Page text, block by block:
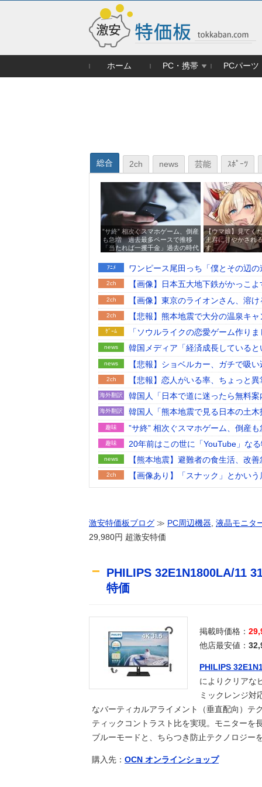
ホーム PC・携帯 PCパーツ
総合 2ch news 芸能 ｽﾎﾟｰﾂ
”サ終” 相次ぐスマホゲーム、倒産
も急増 過去最多ペースで推移
「当たれば一攫千金」過去の時代
【ウマ娘】見てく
主君に甘やかされ
す。
ｱﾆﾒ ワンピース尾田っち「僕とその辺
2ch 【画像】日本五大地下鉄がかっこ
2ch 【画像】東京のライオンさん、溶
2ch 【悲報】熊本地震で大分の温泉キ
ｹﾞｰﾑ
「ソウルライクの恋愛ゲーム作り
撃」「パリィ」「ローリング」を
news
韓国メディア「経済成長している
った」……韓国の内需不況は根強い
news 【悲報】ショベルカー、ガチで吸
2ch 【悲報】恋人がいる率、ちょっと
海外翻訳 韓国人「日本で道に迷ったら無料案
海外翻訳
韓国人「熊本地震で見る日本の土
うのを見ると日本人は何か適当に
趣味
”サ終” 相次ぐスマホゲーム、倒産
に
趣味 20年前はこの世に「YouTube」な
news 【熊本地震】避難者の食生活、改
2ch 【画像あり】「スナック」とかい
ってしまい……
2ch 【動画】移民受け入れ派のパヨお
海外翻訳 海外「”京都の鳥”は良いぞ」小規
news 中国製自動車、不具合によりドア
2ch 【衝撃】ニートの末路を目撃してし
人はいない」【海外の反応】
news
【悲報】落語家「リベラルは多様
る！」ｗｗｗｗｗｗｗｗｗｗｗｗｗ
ｽﾎﾟｰﾂ SB上茶谷(29)7回5安打7奪三振無失
ｱﾆﾒ ガキ「世界を救います」←飽きた。
生活 【訃報】名探偵コナン声優が死去
【修羅場】突然、中高の友人「H
【ポケスリ】食材とくいは59でと
2ch 【悲報】思春期の娘に「キモッ」と
「ポケパーク カントー」初公開！
2ch
夫・ひろゆき氏に西村ゆか氏が“離
激安特価板ブログ ≫ PC周辺機器, 液晶モニタ
29,980円 超激安特価
PHILIPS 32E1N1800LA/11
特価
掲載時価格：
他店最安値：
PHILIPS
によりクリアな
ミックレンジ対
なバーティカルアライメント（垂直配向）テ
ティックコントラスト比を実現。モニターを
ブルーモードと、ちらつき防止テクノロジー
購入先： OCN オンラインショップ